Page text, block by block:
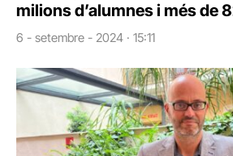
milions d’alumnes i més de
6 - setembre - 2024 · 15:11